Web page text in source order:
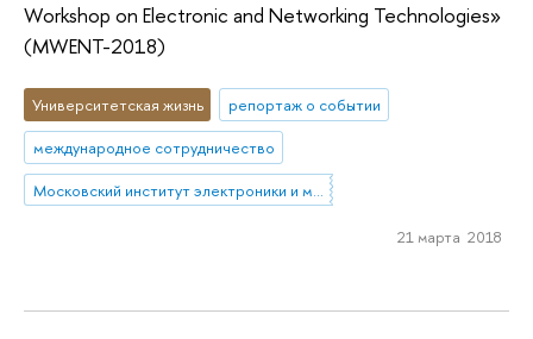
Workshop on Electronic and Networking Technologies»
(MWENT-2018)
Университетская жизнь
репортаж о событии
международное сотрудничество
21 марта 2018